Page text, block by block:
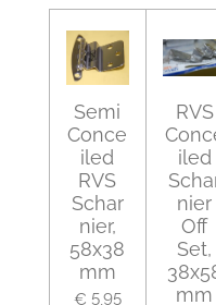
Semi
Conce
iled
RVS
Schar
nier,
58x38
mm
€ 5,95
RVS
iled
nier
Off
Set,
mm